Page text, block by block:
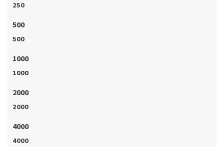
250
500
500
1000
1000
2000
2000
4000
4000